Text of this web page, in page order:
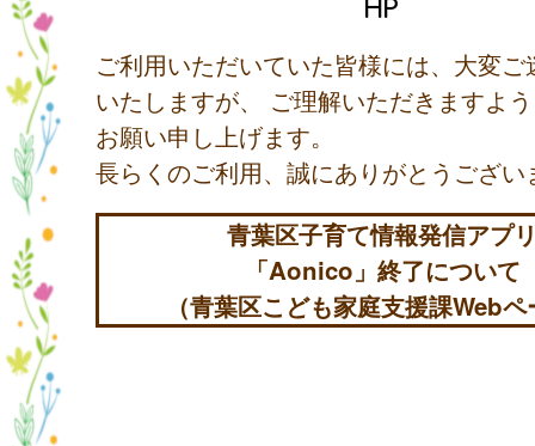
ご利用いただいていた皆様には、大変
いたしますが、 ご理解いただきますよ
お願い申し上げます。
長らくのご利用、誠にありがとうござい
青葉区子育て情報発信アプ
「Aonico」終了について
（青葉区こども家庭支援課Web